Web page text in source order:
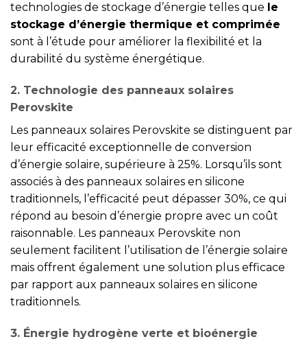
technologies de stockage d’énergie telles que le
stockage d’énergie thermique et comprimée
sont à l’étude pour améliorer la flexibilité et la
durabilité du système énergétique.
2. Technologie des panneaux solaires
Perovskite
Les panneaux solaires Perovskite se distinguent par
leur efficacité exceptionnelle de conversion
d’énergie solaire, supérieure à 25%. Lorsqu’ils sont
associés à des panneaux solaires en silicone
traditionnels, l’efficacité peut dépasser 30%, ce qui
répond au besoin d’énergie propre avec un coût
raisonnable. Les panneaux Perovskite non
seulement facilitent l’utilisation de l’énergie solaire
mais offrent également une solution plus efficace
par rapport aux panneaux solaires en silicone
traditionnels.
3. Énergie hydrogène verte et bioénergie